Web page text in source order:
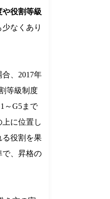
役割等級
なくあり
、2017年
等級制度
～G5まで
に位置し
る役割を果
で、昇格の